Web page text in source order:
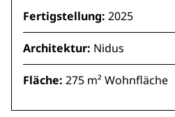
Fertigstellung: 2025
Architektur: Nidus
Fläche: 275 m² Wohnfläche